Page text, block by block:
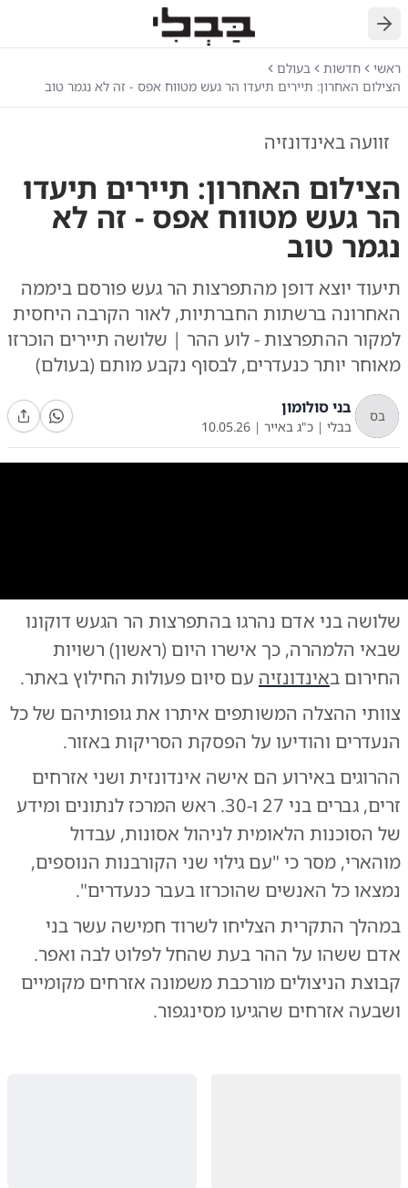
חזרה
ראשי חדשות
בעולם
הצילום האחרון: תיירים תיעדו הר געש מטווח אפס - זה לא נגמר טוב
זוועה באינדונזיה
הצילום האחרון: תיירים תיעדו
הר געש מטווח אפס - זה לא
נגמר טוב
תיעוד יוצא דופן מהתפרצות הר געש פורסם ביממה
האחרונה ברשתות החברתיות, לאור הקרבה היחסית
למקור ההתפרצות - לוע ההר | שלושה תיירים הוכרזו
מאוחר יותר כנעדרים, לבסוף נקבע מותם (בעולם)
בס בני סולומון
בבלי | כ"ג באייר |
10.05.26
שלושה בני אדם נהרגו בהתפרצות הר הגעש דוקונו
שבאי הלמהרה, כך אישרו היום (ראשון) רשויות
החירום באינדונזיה עם סיום פעולות החילוץ באתר.
צוותי ההצלה המשותפים איתרו את גופותיהם של כל
הנעדרים והודיעו על הפסקת הסריקות באזור.
​ההרוגים באירוע הם אישה אינדונזית ושני אזרחים
זרים, גברים בני 27 ו-30. ראש המרכז לנתונים ומידע
של הסוכנות הלאומית לניהול אסונות, עבדול
מוהארי, מסר כי "עם גילוי שני הקורבנות הנוספים,
נמצאו כל האנשים שהוכרזו בעבר כנעדרים".
​במהלך התקרית הצליחו לשרוד חמישה עשר בני
אדם ששהו על ההר בעת שהחל לפלוט לבה ואפר.
קבוצת הניצולים מורכבת משמונה אזרחים מקומיים
ושבעה אזרחים שהגיעו מסינגפור.